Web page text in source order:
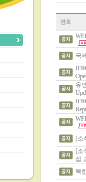
국
유
[소
[소
섭
북